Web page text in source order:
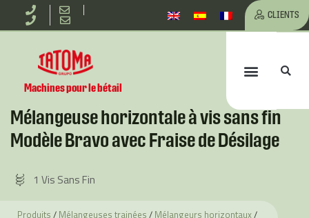
contenu
CLIENTS
Machines pour le bétail
Menu
Mélangeuse horizontale à vis sans fin
Modèle Bravo avec Fraise de Désilage
1 Vis Sans Fin
Produits / Mélangeuses trainées / Mélangeurs horizontaux/